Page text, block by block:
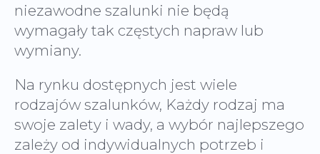
niezawodne szalunki nie będą
wymagały tak częstych napraw lub
wymiany.
Na rynku dostępnych jest wiele
rodzajów szalunków, Każdy rodzaj ma
swoje zalety i wady, a wybór najlepszego
zależy od indywidualnych potrzeb i